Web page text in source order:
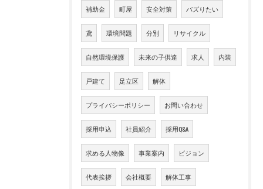
補助金 町屋 安全対策 バズりたい
鳶 環境問題 分別 リサイクル
自然環境保護 未来の子供達 求人 内装
戸建て 足立区 解体
プライバシーポリシー お問い合わせ
採用申込 社員紹介 採用Q&A
求める人物像 事業案内 ビジョン
代表挨拶 会社概要 解体工事